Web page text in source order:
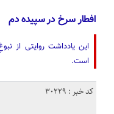
افطار سرخ در سپیده دم
این یادداشت روایتی از
است.
کد خبر : 30229